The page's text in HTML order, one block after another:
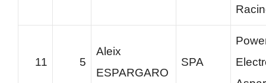
11 5
Aleix
ESPARGARO
SPA